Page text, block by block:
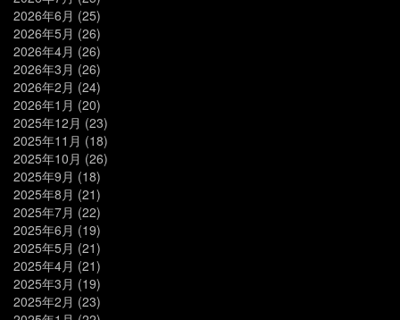
2026年6月 (25)
2026年5月 (26)
2026年4月 (26)
2026年3月 (26)
2026年2月 (24)
2026年1月 (20)
2025年12月 (23)
2025年11月 (18)
2025年10月 (26)
2025年9月 (18)
2025年8月 (21)
2025年7月 (22)
2025年6月 (19)
2025年5月 (21)
2025年4月 (21)
2025年3月 (19)
2025年2月 (23)